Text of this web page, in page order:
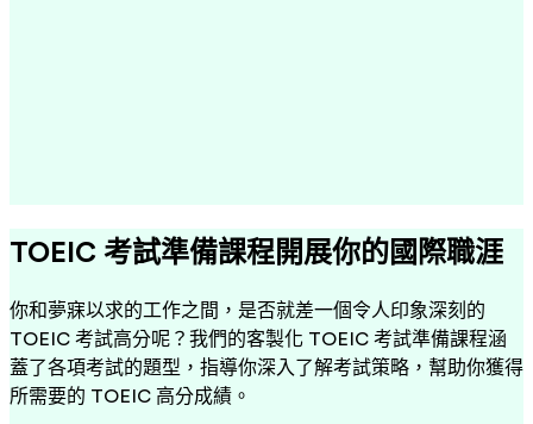
TOEIC 考試準備課程開展你的國際職涯
你和夢寐以求的工作之間，是否就差一個令人印象深刻的
TOEIC 考試高分呢？我們的客製化 TOEIC 考試準備課程涵
蓋了各項考試的題型，指導你深入了解考試策略，幫助你獲得
所需要的 TOEIC 高分成績。